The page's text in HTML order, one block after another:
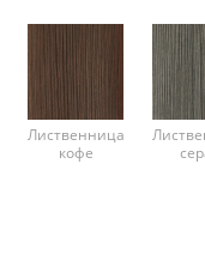
Лиственница
кофе